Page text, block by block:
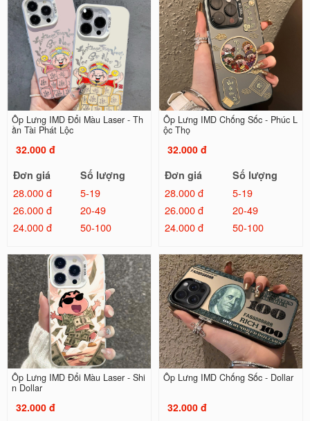
Ốp Lưng IMD Đổi Màu Laser - Th
ần Tài Phát Lộc
32.000 đ
Đơn giá
Số lượng
28.000 đ
5-19
26.000 đ
20-49
24.000 đ
50-100
Ốp Lưng IMD Chống Sốc - Phúc L
ộc Thọ
32.000 đ
Đơn giá
Số lượng
28.000 đ
5-19
26.000 đ
20-49
24.000 đ
50-100
Ốp Lưng IMD Đổi Màu Laser - Shi
n Dollar
32.000 đ
Ốp Lưng IMD Chống Sốc - Dollar
32.000 đ